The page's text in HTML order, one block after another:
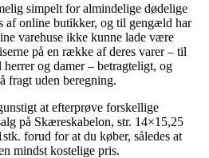
simpelt for almindelige dødelige
af online butikker, og til gengæld har
varehuse ikke kunne lade være
på en række af deres varer – til
og damer – betragteligt, og
fragt uden beregning.
at efterprøve forskellige
på Skæreskabelon, str. 14×15,25
forud for at du køber, således at
mindst kostelige pris.